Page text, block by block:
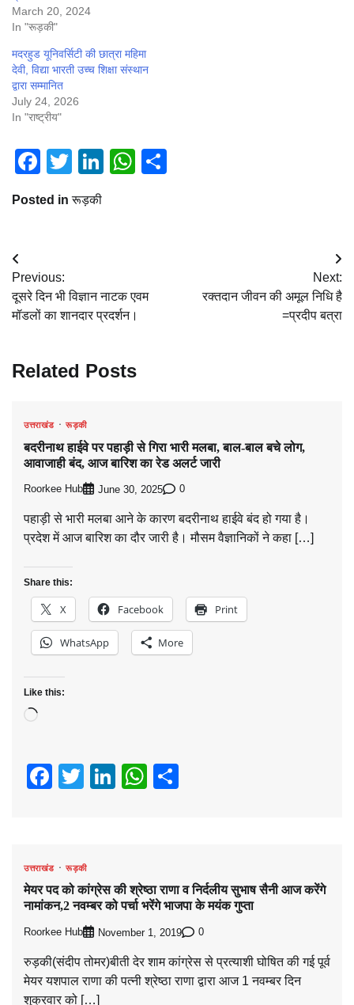
March 20, 2024
In "रूड़की"
मदरहुड यूनिवर्सिटी की छात्रा महिमा
देवी, विद्या भारती उच्च शिक्षा संस्थान
द्वारा सम्मानित
July 24, 2026
In "राष्ट्रीय"
Facebook
Twitter
LinkedIn
WhatsApp
Posted inरूड़की
Post
navigation
Previous:
दूसरे दिन भी विज्ञान नाटक एवम
मॉडलों का शानदार प्रदर्शन।
Next:
रक्तदान जीवन की अमूल निधि है
=प्रदीप बत्रा
Related Posts
उत्तराखंड रूड़की
बदरीनाथ हाईवे पर पहाड़ी से गिरा भारी मलबा, बाल-बाल बचे लोग,
आवाजाही बंद, आज बारिश का रेड अलर्ट जारी
Roorkee Hub June 30, 2025 0
पहाड़ी से भारी मलबा आने के कारण बदरीनाथ हाईवे बंद हो गया है।
प्रदेश में आज बारिश का दौर जारी है। मौसम वैज्ञानिकों ने कहा […]
Share this:
X Facebook Print
WhatsApp More
Like this:
Loading…
Facebook
TwitterLinkedIn
WhatsApp
उत्तराखंड रूड़की
मेयर पद को कांग्रेस की श्रेष्ठा राणा व निर्दलीय सुभाष सैनी आज करेंगे
नामांकन,2 नवम्बर को पर्चा भरेंगे भाजपा के मयंक गुप्ता
Roorkee Hub November 1, 2019 0
रुड़की(संदीप तोमर)बीती देर शाम कांग्रेस से प्रत्याशी घोषित की गई पूर्व
मेयर यशपाल राणा की पत्नी श्रेष्ठा राणा द्वारा आज 1 नवम्बर दिन
शुक्रवार को […]